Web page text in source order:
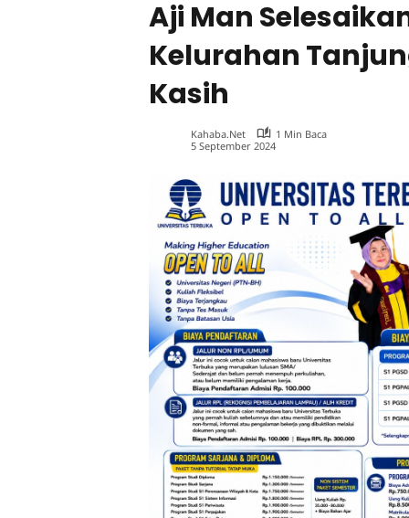
Aji Man
Kelurahan
Kasih
Kahaba.net
1 Min Baca
5 September 2024